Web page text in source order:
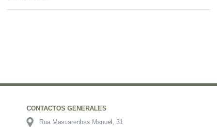
CONTACTOS GENERALES
Rua Mascarenhas Manuel, 31